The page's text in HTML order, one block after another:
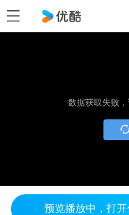
数据获取失败
预览播放中，打